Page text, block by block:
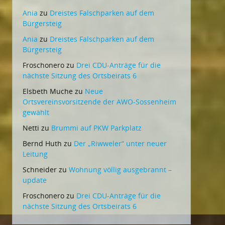
Ania zu Dreistes Falschparken auf dem
Bürgersteig
Ania zu Dreistes Falschparken auf dem
Bürgersteig
Froschonero zu Drei CDU-Anträge für die
nächste Sitzung des Ortsbeirats 6
Elsbeth Muche zu Neue
Ortsvereinsvorsitzende der AWO-Sossenheim
gewählt
Netti zu Brummi auf PKW Parkplatz
Bernd Huth zu Der „Riwweler“ unter neuer
Leitung
Schneider zu Wohnung völlig ausgebrannt –
update
Froschonero zu Drei CDU-Anträge für die
nächste Sitzung des Ortsbeirats 6